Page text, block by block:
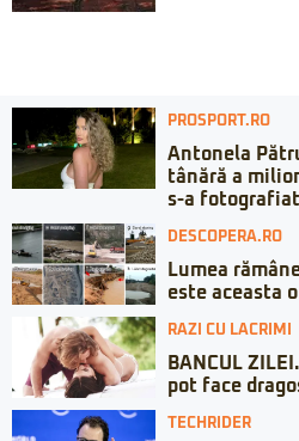
PROSPORT.RO
Antonela
tânără a
s-a
DESCOPERA.RO
Lumea
este aceasta
RAZI CU LACRIMI
BANCUL
pot face
TECHRIDER